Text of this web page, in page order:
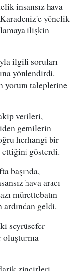
insansız hava
Karadeniz'e yönelik
ilişkin
ilgili soruları
yönlendirdi.
yorum taleplerine
verileri,
gemilerin
herhangi bir
ettiğini gösterdi.
başında,
hava aracı
mürettebatın
ardından geldi.
seyrüsefer
oluşturma